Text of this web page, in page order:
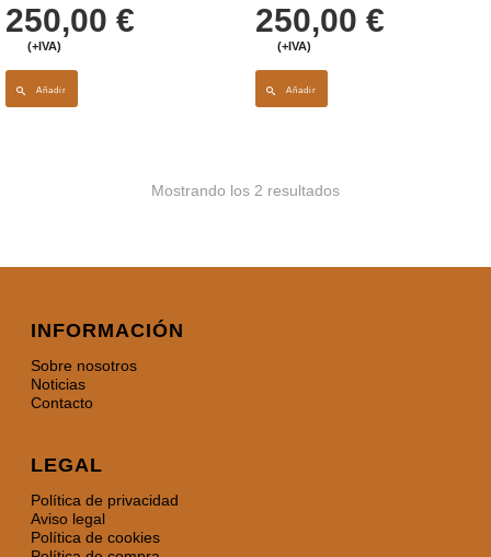
250,00 €
(+IVA)
Añadir
250,00 €
(+IVA)
Añadir
Mostrando los 2 resultados
INFORMACIÓN
Sobre nosotros
Noticias
Contacto
LEGAL
Política de privacidad
Aviso legal
Política de cookies